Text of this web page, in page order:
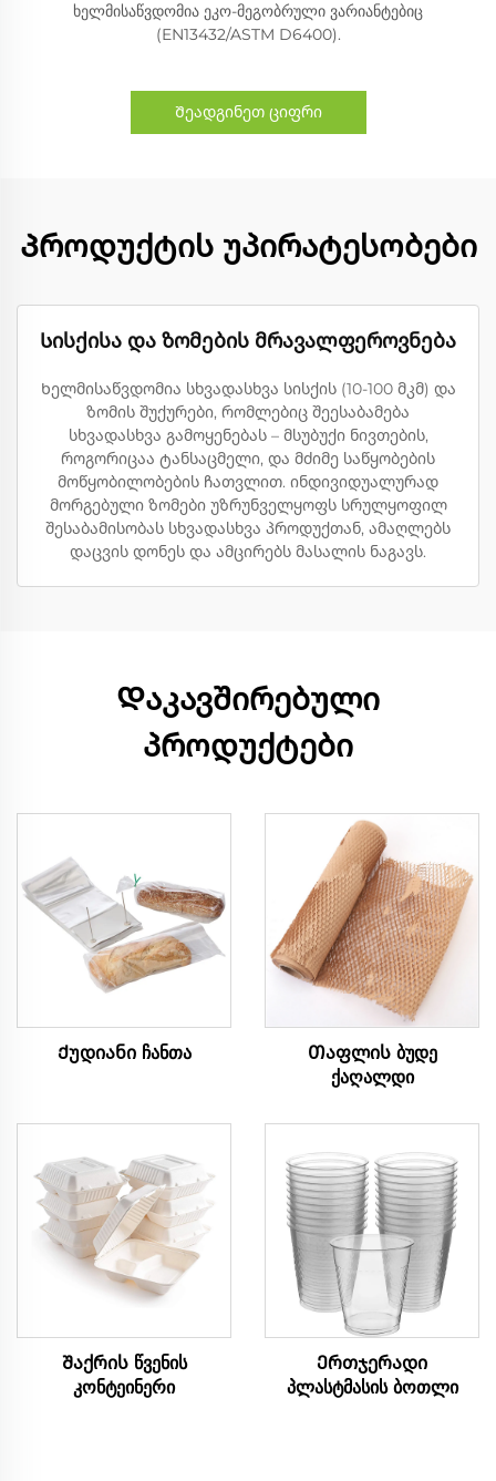
ხელმისაწვდომია ეკო-მეგობრული ვარიანტებიც
(EN13432/ASTM D6400).
Შეადგინეთ ციფრი
Პროდუქტის უპირატესობები
Სისქისა და ზომების მრავალფეროვნება
Ხელმისაწვდომია სხვადასხვა სისქის (10-100 მკმ) და
ზომის შუქურები, რომლებიც შეესაბამება
სხვადასხვა გამოყენებას – მსუბუქი ნივთების,
როგორიცაა ტანსაცმელი, და მძიმე საწყობების
მოწყობილობების ჩათვლით. ინდივიდუალურად
მორგებული ზომები უზრუნველყოფს სრულყოფილ
შესაბამისობას სხვადასხვა პროდუქთან, ამაღლებს
დაცვის დონეს და ამცირებს მასალის ნაგავს.
Დაკავშირებული
პროდუქტები
Ქუდიანი ჩანთა
Თაფლის ბუდე
ქაღალდი
Შაქრის წვენის
კონტეინერი
Ერთჯერადი
პლასტმასის ბოთლი